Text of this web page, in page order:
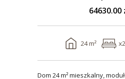
64630.00
24 m² x2
Dom 24 m² mieszkalny,